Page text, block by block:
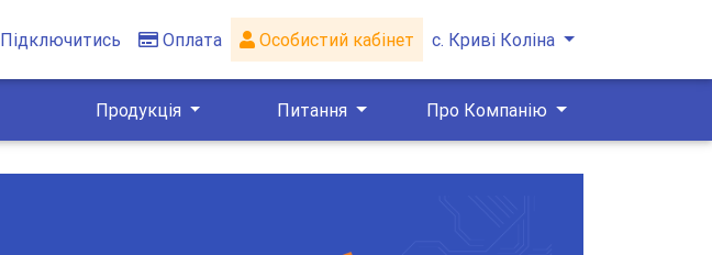
Підключитись Оплата Особистий кабінет с. Криві Коліна
Продукція Питання Про Компанію